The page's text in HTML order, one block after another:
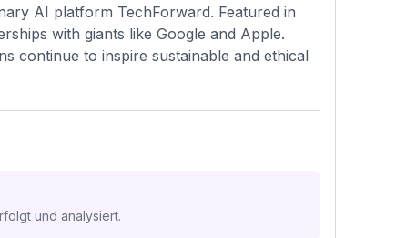
AI platform TechForward. Featured in
with giants like Google and Apple.
continue to inspire sustainable and ethical
und analysiert.